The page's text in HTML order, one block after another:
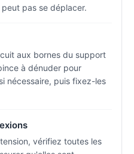
pas se déplacer.
aux bornes du support
à dénuder pour
nécessaire, puis fixez-les
vérifiez toutes les